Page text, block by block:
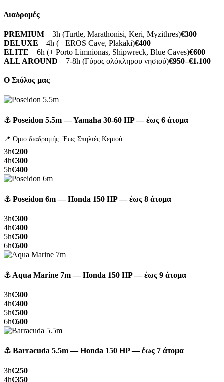
Διαδρομές
PREMIUM – 3h (Turtle, Marathonisi, Keri, Myzithres)€300
DELUXE – 4h (+ EROS Cave, Plakaki)€400
ELITE – 6h (+ Porto Limnionas, Shipwreck, Blue Caves)€600
ALL AROUND – 7-8h (Γύρος ολόκληρου νησιού)€950–€1.100
Ο Στόλος μας
⚓ Poseidon 5.5m — Yamaha 30-60 HP — έως 6 άτομα
📍 Όριο διαδρομής: Έως Σπηλιές Κεριού
3h€200
4h€300
5h€400
⚓ Poseidon 6m — Honda 150 HP — έως 8 άτομα
3h€300
4h€400
5h€500
6h€600
⚓ Aqua Marine 7m — Honda 150 HP — έως 9 άτομα
3h€300
4h€400
5h€500
6h€600
⚓ Barracuda 5.5m — Honda 150 HP — έως 7 άτομα
3h€250
4h€350